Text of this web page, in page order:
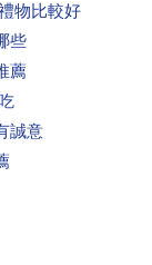
物比較好
些
薦
誠意